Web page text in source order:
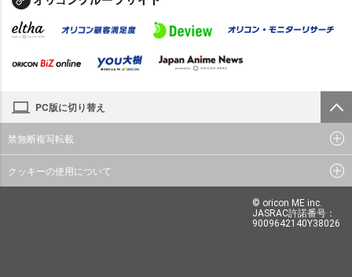
PC版に切り替え
禁無断複写転載
クッキーの使用について
© oricon ME inc.
JASRAC許諾番号：
9009642140Y38026